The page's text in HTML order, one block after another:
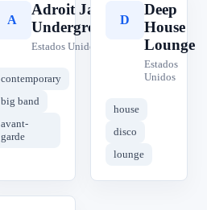
A
Adroit Jazz
Underground
Estados Unidos
contemporary
big band
avant-
garde
D
Deep
House
Lounge
Estados
Unidos
house
disco
lounge